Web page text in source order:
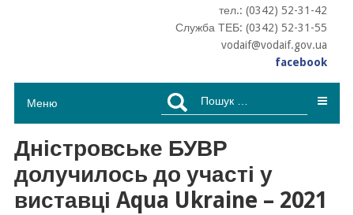
тел.: (0342) 52-31-42
Служба ТЕБ: (0342) 52-31-55
vodaif@vodaif.gov.ua
facebook
Меню
Пошук:
Дністровське БУВР
долучилось до участі у
виставці Aqua Ukraine – 2021